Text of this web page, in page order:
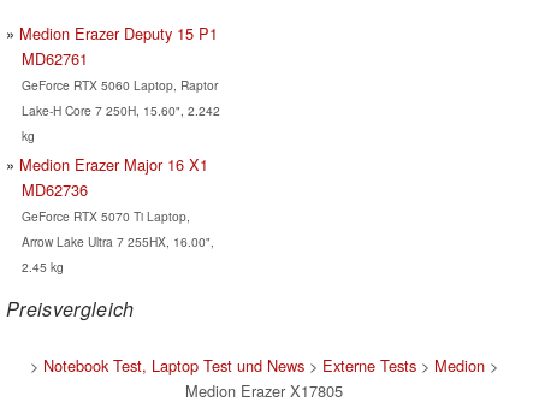
Medion Erazer Deputy 15 P1
MD62761
GeForce RTX 5060 Laptop, Raptor
Lake-H Core 7 250H, 15.60", 2.242
kg
Medion Erazer Major 16 X1
MD62736
GeForce RTX 5070 Ti Laptop,
Arrow Lake Ultra 7 255HX, 16.00",
2.45 kg
Preisvergleich
> Notebook Test, Laptop Test und News> Externe Tests> Medion>
Medion Erazer X17805